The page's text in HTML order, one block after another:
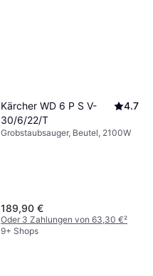
Kärcher WD 6 P S V-
30/6/22/T
4.7
Grobstaubsauger, Beutel, 2100W
189,90 €
Oder 3 Zahlungen von 63,30 €²
9+ Shops